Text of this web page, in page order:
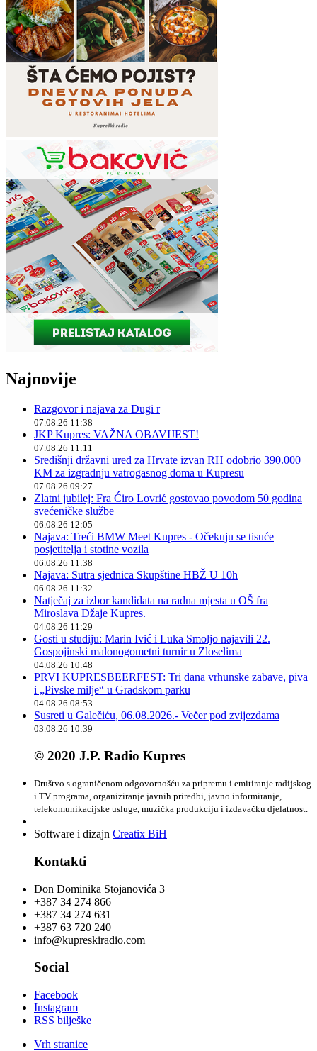
Najnovije
Razgovor i najava za Dugi r
07.08.26 11:38
JKP Kupres: VAŽNA OBAVIJEST!
07.08.26 11:11
Središnji državni ured za Hrvate izvan RH odobrio 390.000
KM za izgradnju vatrogasnog doma u Kupresu
07.08.26 09:27
Zlatni jubilej: Fra Ćiro Lovrić gostovao povodom 50 godina
svećeničke službe
06.08.26 12:05
Najava: Treći BMW Meet Kupres - Očekuju se tisuće
posjetitelja i stotine vozila
06.08.26 11:38
Najava: Sutra sjednica Skupštine HBŽ U 10h
06.08.26 11:32
Natječaj za izbor kandidata na radna mjesta u OŠ fra
Miroslava Džaje Kupres.
04.08.26 11:29
Gosti u studiju: Marin Ivić i Luka Smoljo najavili 22.
Gospojinski malonogometni turnir u Zloselima
04.08.26 10:48
PRVI KUPRESBEERFEST: Tri dana vrhunske zabave, piva
i „Pivske milje“ u Gradskom parku
04.08.26 08:53
Susreti u Galečiću, 06.08.2026.- Večer pod zvijezdama
03.08.26 10:39
© 2020 J.P. Radio Kupres
Društvo s ograničenom odgovornošću za pripremu i emitiranje radijskog
i TV programa, organiziranje javnih priredbi, javno informiranje,
telekomunikacijske usluge, muzička produkciju i izdavačku djelatnost.
Software i dizajn Creatix BiH
Kontakti
Don Dominika Stojanovića 3
+387 34 274 866
+387 34 274 631
+387 63 720 240
info@kupreskiradio.com
Social
Facebook
Instagram
RSS bilješke
Vrh stranice